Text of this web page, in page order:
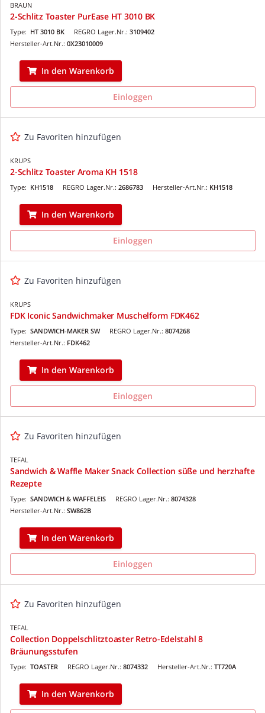
BRAUN
2-Schlitz Toaster PurEase HT 3010 BK
REGRO Lager.Nr.: 3109402
Type: HT 3010 BK
Hersteller-Art.Nr.: 0X23010009
In den Warenkorb
Einloggen
Zu Favoriten hinzufügen
KRUPS
2-Schlitz Toaster Aroma KH 1518
REGRO Lager.Nr.: 2686783
Type: KH1518 Hersteller-Art.Nr.: KH1518
In den Warenkorb
Einloggen
Zu Favoriten hinzufügen
KRUPS
FDK Iconic Sandwichmaker Muschelform FDK462
REGRO Lager.Nr.: 8074268
Type: SANDWICH-MAKER SW
Hersteller-Art.Nr.: FDK462
In den Warenkorb
Einloggen
Zu Favoriten hinzufügen
TEFAL
Sandwich & Waffle Maker Snack Collection süße und herzhafte
Rezepte
REGRO Lager.Nr.: 8074328
Type: SANDWICH & WAFFELEIS
Hersteller-Art.Nr.: SW862B
In den Warenkorb
Einloggen
Zu Favoriten hinzufügen
TEFAL
Collection Doppelschlitztoaster Retro-Edelstahl 8
Bräunungsstufen
REGRO Lager.Nr.: 8074332
Type: TOASTER Hersteller-Art.Nr.: TT720A
In den Warenkorb